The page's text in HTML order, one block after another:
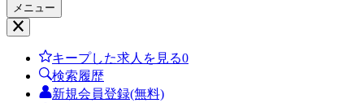
メニュー
キープした求人を見る0
検索履歴
新規会員登録(無料)